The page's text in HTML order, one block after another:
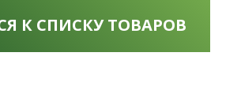
К СПИСКУ ТОВАРОВ